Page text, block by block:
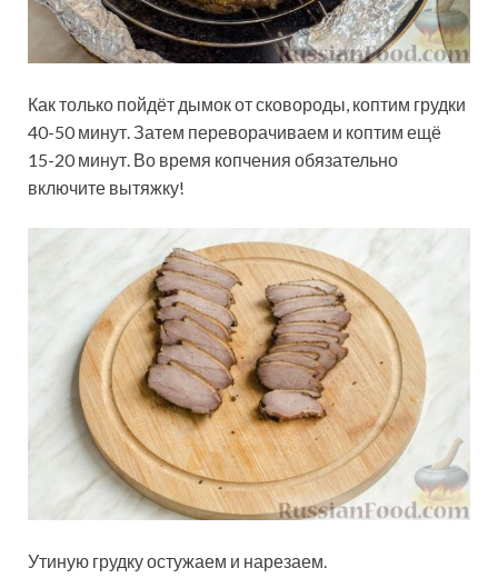
Как только пойдёт дымок от сковороды, коптим грудки
40-50 минут. Затем переворачиваем и коптим ещё
15-20 минут. Во время копчения обязательно
включите вытяжку!
Утиную грудку остужаем и нарезаем.